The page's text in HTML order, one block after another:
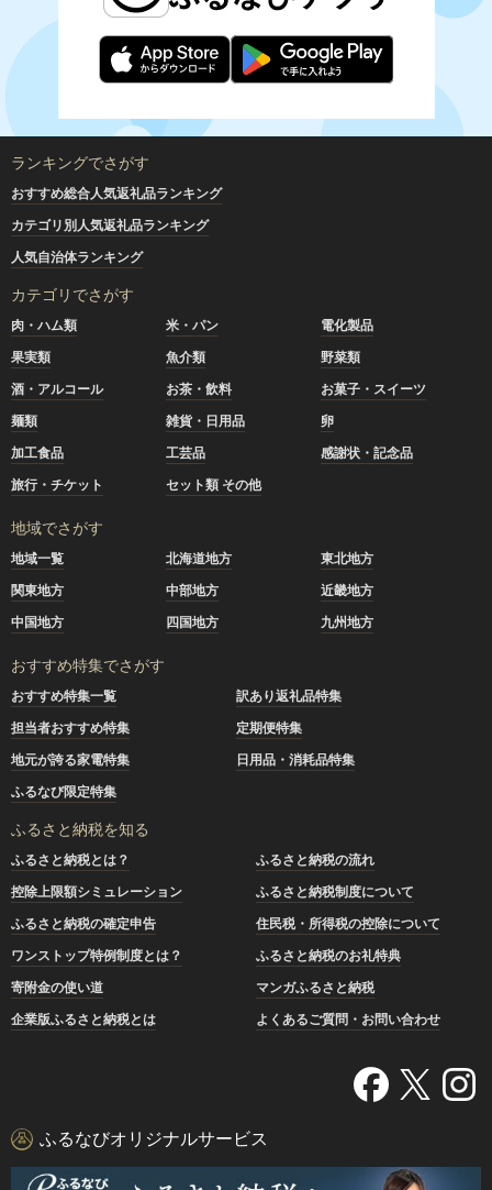
ランキングでさがす
おすすめ総合人気返礼品ランキング
カテゴリ別人気返礼品ランキング
人気自治体ランキング
カテゴリでさがす
肉・ハム類 米・パン
電化製品
果実類
魚介類
野菜類
酒・アルコール
お茶・飲料
お菓子・スイーツ
麺類
雑貨・日用品
卵
加工食品
工芸品
感謝状・記念品
旅行・チケット
セット類 その他
地域でさがす
地域一覧 北海道地方
東北地方
関東地方
中部地方
近畿地方
中国地方
四国地方 九州地方
おすすめ特集でさがす
おすすめ特集一覧
訳あり返礼品特集
担当者おすすめ特集
定期便特集
地元が誇る家電特集
日用品・消耗品特集
ふるなび限定特集
ふるさと納税を知る
ふるさと納税とは？
ふるさと納税の流れ
控除上限額シミュレーション
ふるさと納税制度について
ふるさと納税の確定申告
住民税・所得税の控除について
ワンストップ特例制度とは？
ふるさと納税のお礼特典
寄附金の使い道
マンガふるさと納税
企業版ふるさと納税とは
よくあるご質問・お問い合わせ
ふるなびオリジナルサービス